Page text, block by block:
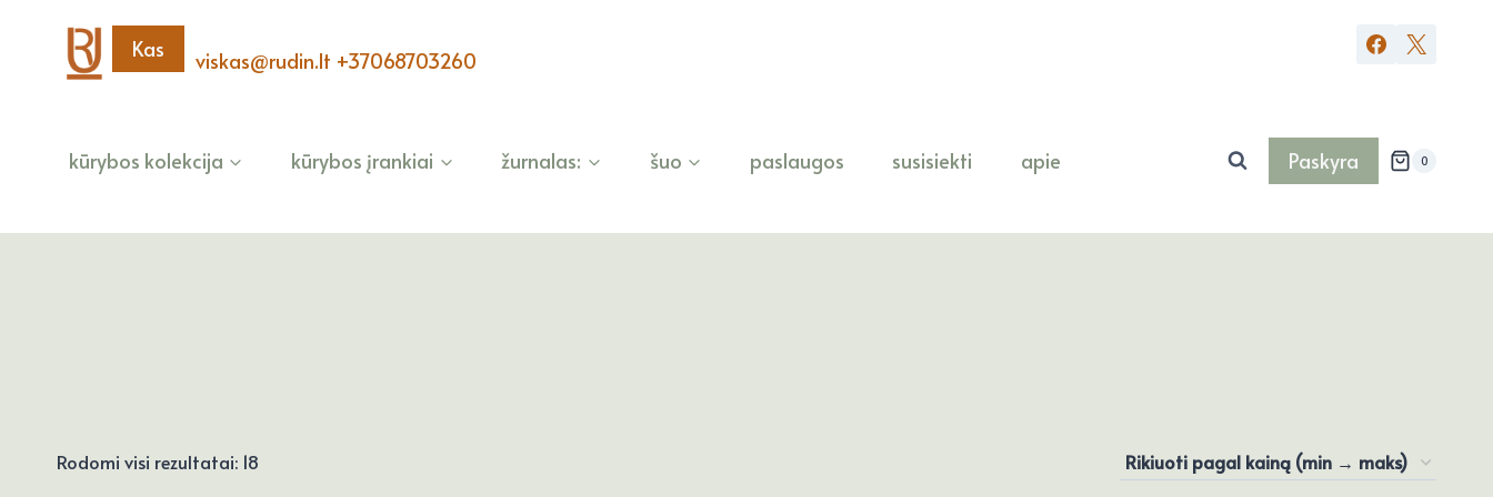
content
Kas viskas@rudin.lt +37068703260
kūrybos kolekcija kūrybos įrankiai žurnalas: šuo paslaugos susisiekti apie Paskyra 0
Rodomi visi rezultatai: 18